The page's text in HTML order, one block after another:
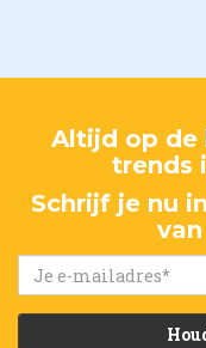
Altijd op de
trends
Schrijf je nu